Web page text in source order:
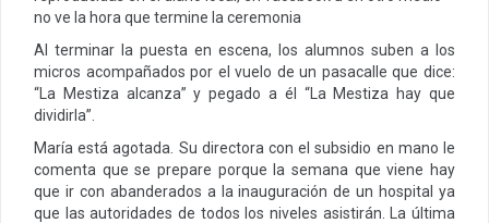
no ve la hora que termine la ceremonia
Al terminar la puesta en escena, los alumnos suben a los
micros acompañados por el vuelo de un pasacalle que dice:
“La Mestiza alcanza” y pegado a él “La Mestiza hay que
dividirla”.
María está agotada. Su directora con el subsidio en mano le
comenta que se prepare porque la semana que viene hay
que ir con abanderados a la inauguración de un hospital ya
que las autoridades de todos los niveles asistirán. La última